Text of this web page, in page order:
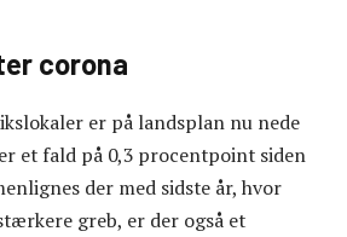
corona
er på landsplan nu nede
et fald på 0,3 procentpoint siden
der med sidste år, hvor
greb, er der også et